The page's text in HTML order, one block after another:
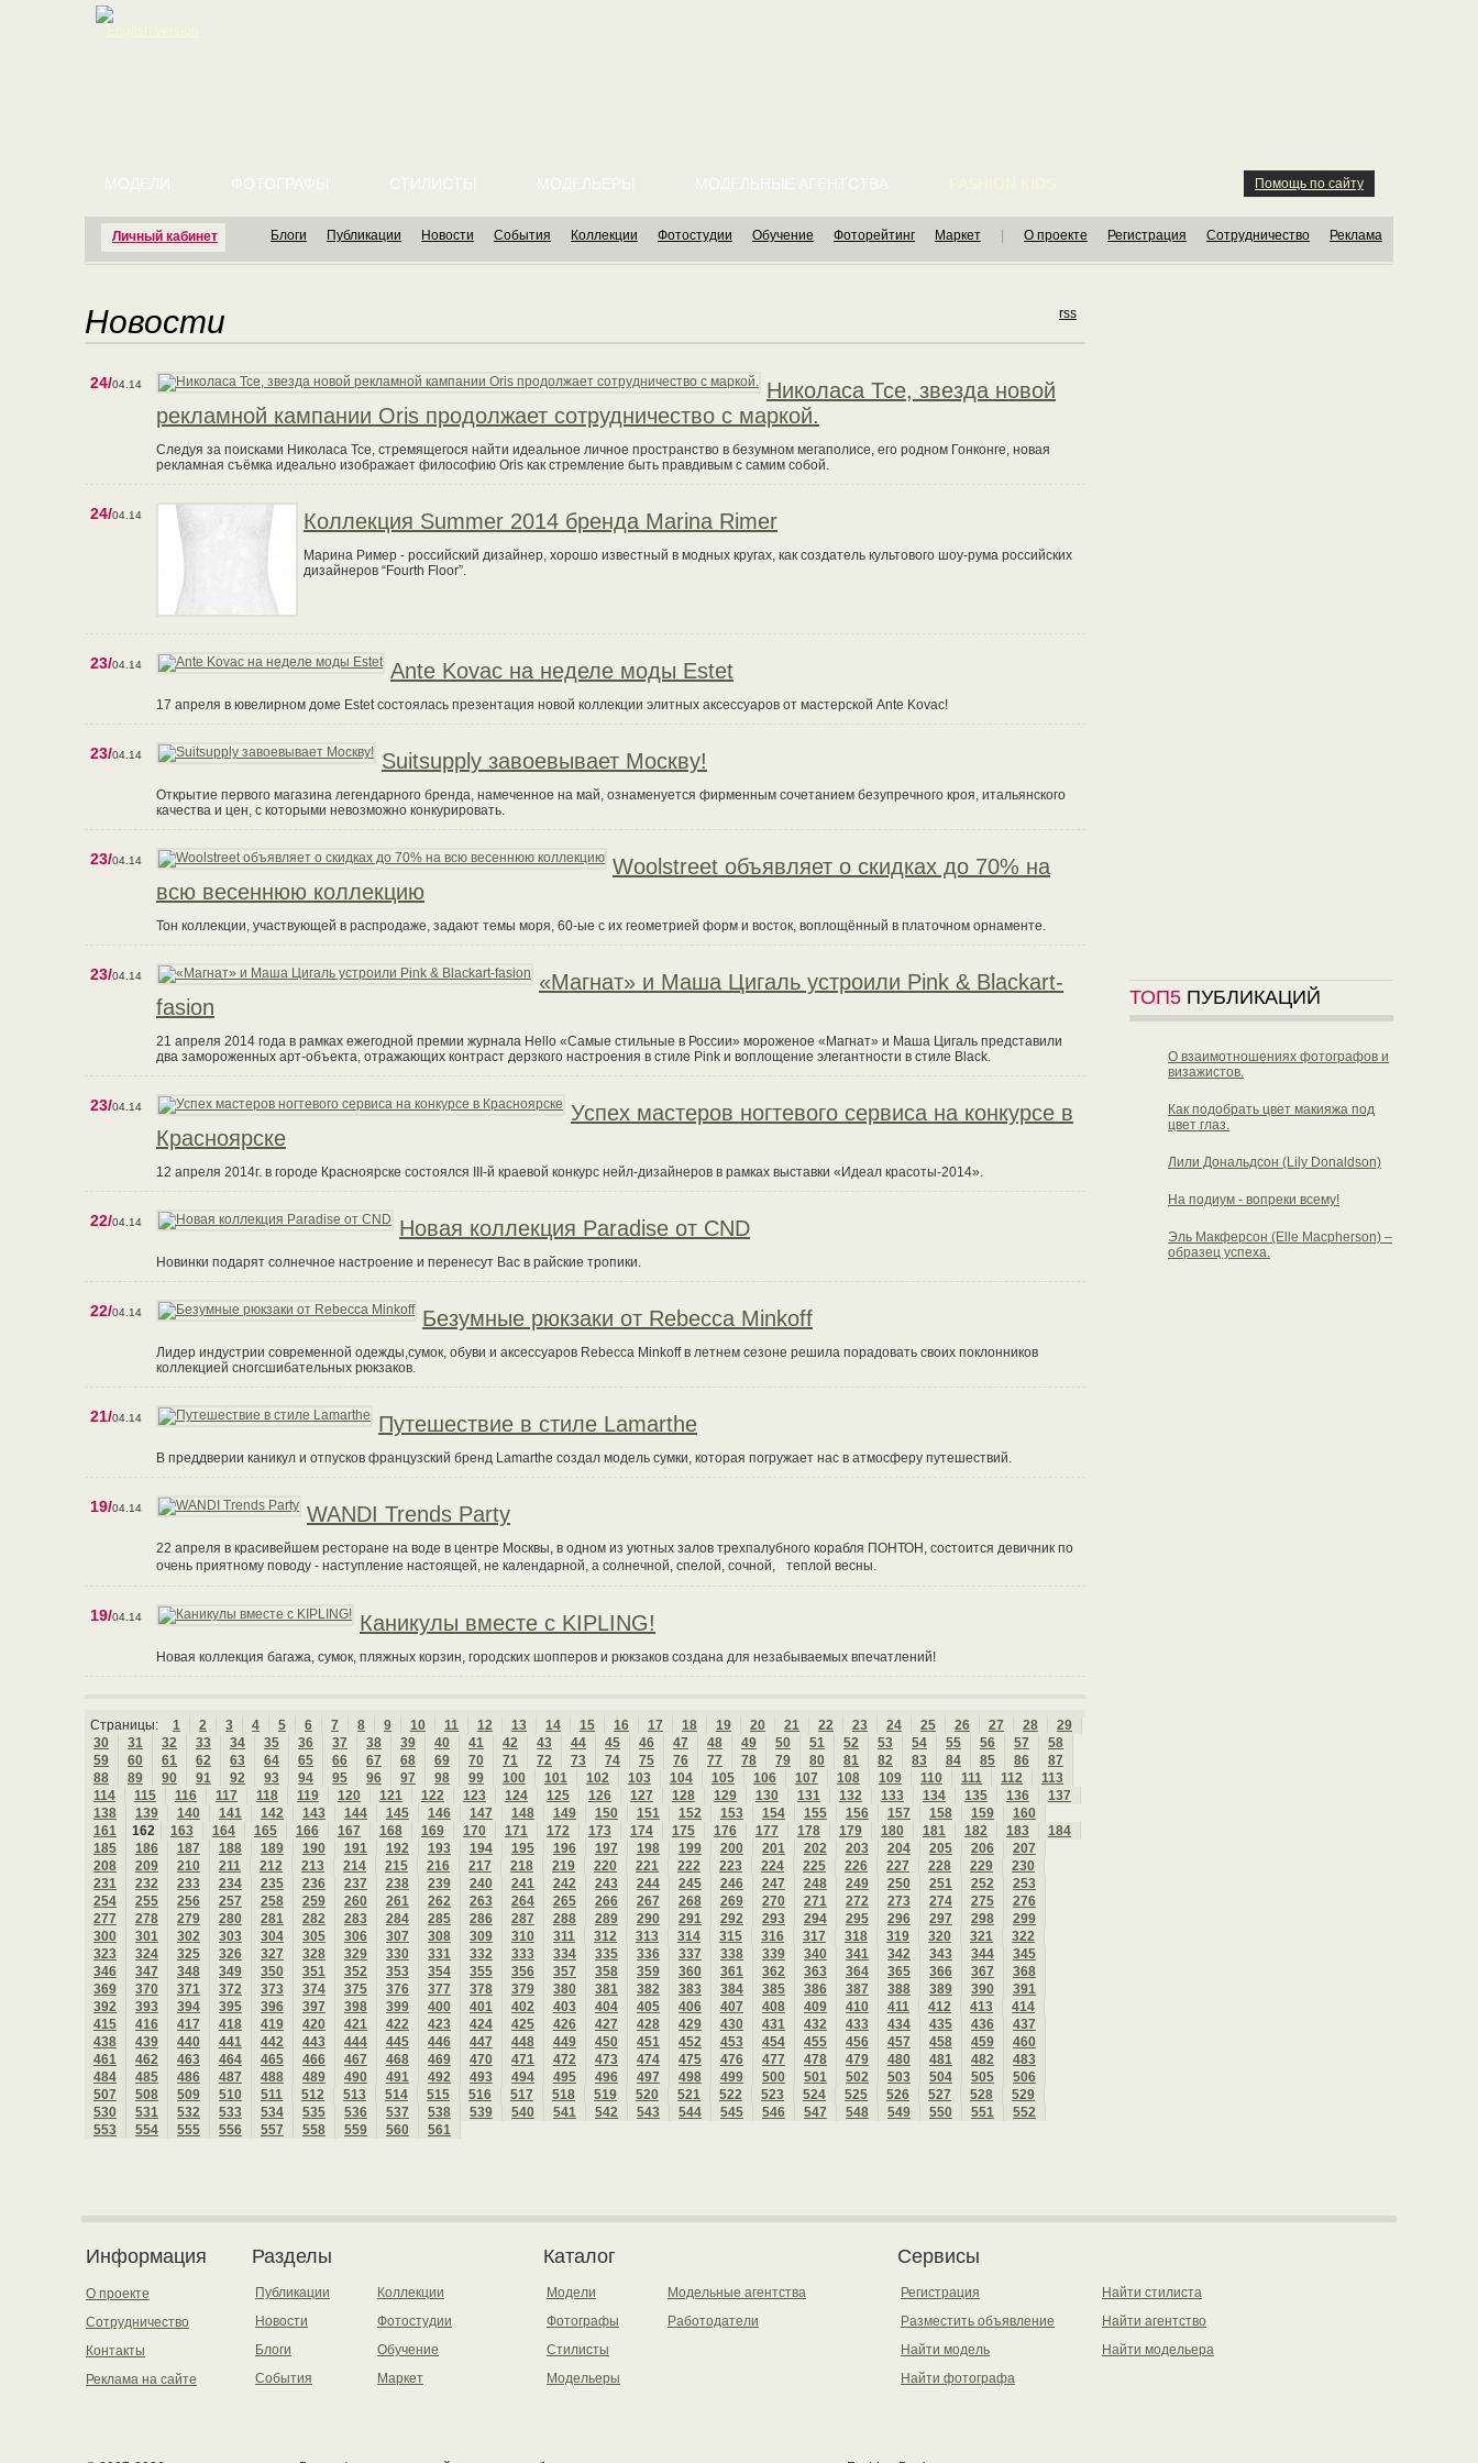
Личный кабинет
МОДЕЛИ ФОТОГРАФЫ СТИЛИСТЫ МОДЕЛЬЕРЫ МОДЕЛЬНЫЕ АГЕНТСТВА Помощь по сайту
Блоги Публикации Новости События Коллекции Фотостудии Обучение Фоторейтинг Маркет О проекте Регистрация Сотрудничество Реклама
Новости rss
24/04.14
Николаса Тсе, звезда новой
рекламной кампании Oris продолжает сотрудничество с маркой.
Следуя за поисками Николаса Тсе, стремящегося найти идеальное личное пространство в безумном мегаполисе, его родном Гонконге, новая
рекламная съёмка идеально изображает философию Oris как стремление быть правдивым с самим собой.
24/04.14 Коллекция Summer 2014 бренда Marina Rimer
Марина Ример - российский дизайнер, хорошо известный в модных кругах, как создатель культового шоу-рума российских
дизайнеров “Fourth Floor”.
23/04.14 Ante Kovac на неделе моды Estet
17 апреля в ювелирном доме Estet состоялась презентация новой коллекции элитных аксессуаров от мастерской Ante Kovac!
23/04.14 Suitsupply завоевывает Москву!
Открытие первого магазина легендарного бренда, намеченное на май, ознаменуется фирменным сочетанием безупречного кроя, итальянского
качества и цен, с которыми невозможно конкурировать.
23/04.14
Woolstreet объявляет о скидках до 70% на
всю весеннюю коллекцию
Тон коллекции, участвующей в распродаже, задают темы моря, 60-ые с их геометрией форм и восток, воплощённый в платочном орнаменте.
23/04.14
«Магнат» и Маша Цигаль устроили Pink & Blackart-
fasion
21 апреля 2014 года в рамках ежегодной премии журнала Hello «Самые стильные в России» мороженое «Магнат» и Маша Цигаль представили
два замороженных арт-объекта, отражающих контраст дерзкого настроения в стиле Pink и воплощение элегантности в стиле Black.
23/04.14
Успех мастеров ногтевого сервиса на конкурсе в
Красноярске
12 апреля 2014г. в городе Красноярске состоялся III-й краевой конкурс нейл-дизайнеров в рамках выставки «Идеал красоты-2014».
22/04.14 Новая коллекция Paradise от CND
Новинки подарят солнечное настроение и перенесут Вас в райские тропики.
22/04.14 Безумные рюкзаки от Rebecca Minkoff
Лидер индустрии современной одежды,сумок, обуви и аксессуаров Rebecca Minkoff в летнем сезоне решила порадовать своих поклонников
коллекцией сногсшибательных рюкзаков.
21/04.14 Путешествие в стиле Lamarthe
В преддверии каникул и отпусков французский бренд Lamarthe создал модель сумки, которая погружает нас в атмосферу путешествий.
19/04.14 WANDI Trends Party
22 апреля в красивейшем ресторане на воде в центре Москвы, в одном из уютных залов трехпалубного корабля ПОНТОН, состоится девичник по
очень приятному поводу - наступление настоящей, не календарной, а солнечной, спелой, сочной, теплой весны.
19/04.14 Каникулы вместе с KIPLING!
Новая коллекция багажа, сумок, пляжных корзин, городских шопперов и рюкзаков создана для незабываемых впечатлений!
Страницы: 1 2 3 4 5 6 7 8 9 10 11 12 13 14 15 16 17 18 19 20 21 22 23 24 25 26 27 28
29
30
31 32 33 34 35 36 37 38 39 40 41 42 43 44 45 46 47 48 49 50 51 52 53 54 55 56 57
58
59
60 61 62 63 64 65 66 67 68 69 70 71 72 73 74 75 76 77 78 79 80 81 82 83 84 85 86
87
88
89 90 91 92 93 94 95 96 97 98 99 100 101 102 103 104 105 106 107 108 109 110 111 112
113
114
115 116 117 118 119 120 121 122 123 124 125 126 127 128 129 130 131 132 133 134 135 136
137
138
139 140 141 142 143 144 145 146 147 148 149 150 151 152 153 154 155 156 157 158 159
160
161
162 163 164 165 166 167 168 169 170 171 172 173 174 175 176 177 178 179 180 181 182 183
184
185
186 187 188 189 190 191 192 193 194 195 196 197 198 199 200 201 202 203 204 205 206
207
208
209 210 211 212 213 214 215 216 217 218 219 220 221 222 223 224 225 226 227 228 229
230
231
232 233 234 235 236 237 238 239 240 241 242 243 244 245 246 247 248 249 250 251 252
253
254
255 256 257 258 259 260 261 262 263 264 265 266 267 268 269 270 271 272 273 274 275
276
277
278 279 280 281 282 283 284 285 286 287 288 289 290 291 292 293 294 295 296 297 298
299
300
301 302 303 304 305 306 307 308 309 310 311 312 313 314 315 316 317 318 319 320 321
322
323
324 325 326 327 328 329 330 331 332 333 334 335 336 337 338 339 340 341 342 343 344
345
346
347 348 349 350 351 352 353 354 355 356 357 358 359 360 361 362 363 364 365 366 367
368
369
370 371 372 373 374 375 376 377 378 379 380 381 382 383 384 385 386 387 388 389 390
391
392
393 394 395 396 397 398 399 400 401 402 403 404 405 406 407 408 409 410 411 412 413
414
415
416 417 418 419 420 421 422 423 424 425 426 427 428 429 430 431 432 433 434 435 436
437
438
439 440 441 442 443 444 445 446 447 448 449 450 451 452 453 454 455 456 457 458 459
460
461
462 463 464 465 466 467 468 469 470 471 472 473 474 475 476 477 478 479 480 481 482
483
484
485 486 487 488 489 490 491 492 493 494 495 496 497 498 499 500 501 502 503 504 505
506
507
508 509 510 511 512 513 514 515 516 517 518 519 520 521 522 523 524 525 526 527 528
529
530
531 532 533 534 535 536 537 538 539 540 541 542 543 544 545 546 547 548 549 550 551
552
553
554 555 556 557 558 559 560 561
ТОП5 ПУБЛИКАЦИЙ
О взаимотношениях фотографов и
визажистов.
Как подобрать цвет макияжа под
цвет глаз.
Лили Дональдсон (Lily Donaldson)
На подиум - вопреки всему!
Эль Макферсон (Elle Macpherson) –
образец успеха.
Информация
О проекте
Сотрудничество
Контакты
Реклама на сайте
Разделы
Публикации
Новости
Блоги
События
Коллекции
Фотостудии
Обучение
Маркет
Каталог
Модели
Фотографы
Стилисты
Модельеры
Модельные агентства
Работодатели
Сервисы
Регистрация
Разместить объявление
Найти модель
Найти фотографа
Найти стилиста
Найти агентство
Найти модельера